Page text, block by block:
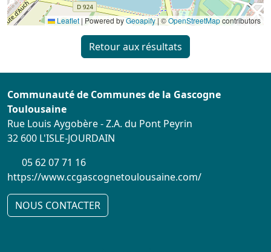
Leaflet | Powered byGeoapify| ©OpenStreetMapcontributors
Retour aux résultats
Communauté de Communes de la Gascogne
Toulousaine
Rue Louis Aygobère - Z.A. du Pont Peyrin
32 600 L'ISLE-JOURDAIN
05 62 07 71 16
https://www.ccgascognetoulousaine.com/
NOUS CONTACTER